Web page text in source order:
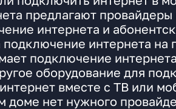
предлагают
интернета и
подключение интернета
подключение
оборудование для
вместе с ТВ или
доме нет нужного